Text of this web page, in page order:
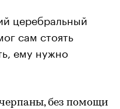
церебральный
сам стоять
ему нужно
без помощи